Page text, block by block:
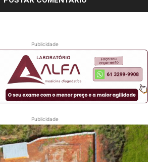
Publicidade
Publicidade